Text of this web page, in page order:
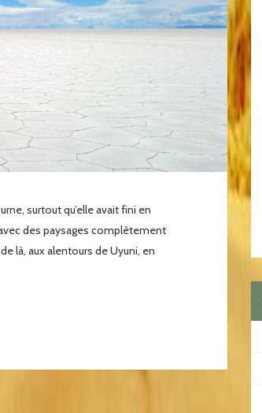
surtout qu’elle avait fini en
des paysages complètement
là, aux alentours de Uyuni, en